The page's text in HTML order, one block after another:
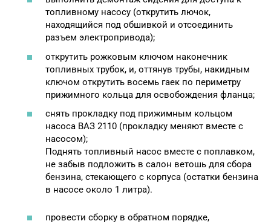
топливному насосу (открутить лючок,
находящийся под обшивкой и отсоединить
разъем электропривода);
открутить рожковым ключом наконечник
топливных трубок, и, оттянув трубы, накидным
ключом открутить восемь гаек по периметру
прижимного кольца для освобождения фланца;
снять прокладку под прижимным кольцом
насоса ВАЗ 2110 (прокладку меняют вместе с
насосом);
Поднять топливный насос вместе с поплавком,
не забыв подложить в салон ветошь для сбора
бензина, стекающего с корпуса (остатки бензина
в насосе около 1 литра).
провести сборку в обратном порядке,